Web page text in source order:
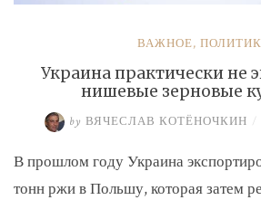
ВАЖНОЕ,
Украина практически не
нишевые зерновые
by ВЯЧЕСЛАВ КОТЁНОЧКИН /
В прошлом году Украина
тонн ржи в Польшу, которая затем